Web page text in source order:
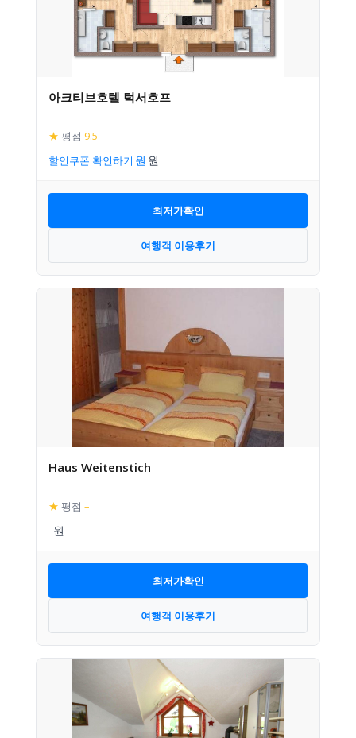
아크티브호텔 턱서호프
★ 평점 9.5
할인쿠폰 확인하기
최저가확인
여행객 이용후기
Haus Weitenstich
★ 평점 –
최저가확인
여행객 이용후기